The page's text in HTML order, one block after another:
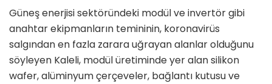
Güneş enerjisi sektöründeki modül ve invertör gibi
anahtar ekipmanların temininin, koronavirüs
salgından en fazla zarara uğrayan alanlar olduğunu
söyleyen Kaleli, modül üretiminde yer alan silikon
wafer, alüminyum çerçeveler, bağlantı kutusu ve